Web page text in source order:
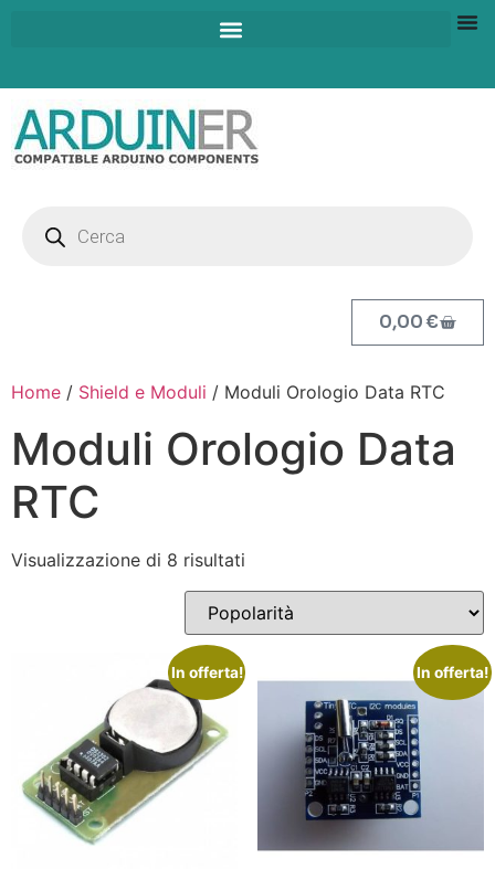
0,00€
Home / Shield e Moduli / Moduli Orologio Data RTC
Moduli Orologio Data
RTC
Visualizzazione di 8 risultati
In offerta! In offerta!